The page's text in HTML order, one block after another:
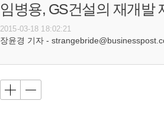
임병용, GS건설의 재개발
2015-03-18 18:02:21
장윤경 기자 -